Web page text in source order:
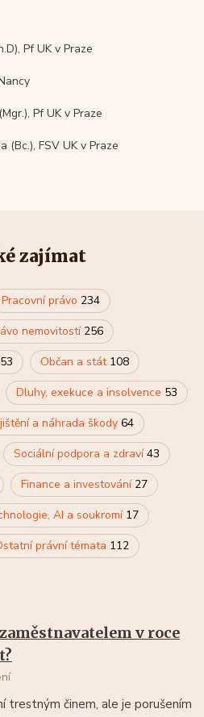
Pf UK v Praze
Pf UK v Praze
(Bc.), FSV UK v Praze
zajímat
Pracovní právo 234
nemovitostí 256
Občan a stát 108
Dluhy, exekuce a insolvence 53
a náhrada škody 64
Sociální podpora a zdraví43
Finance a investování 27
AI a soukromí 17
právní témata 112
v roce
trestným činem, ale je porušením